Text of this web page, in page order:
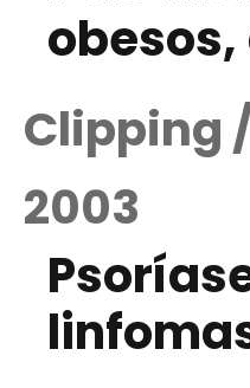
obesos,
Clipping
2003